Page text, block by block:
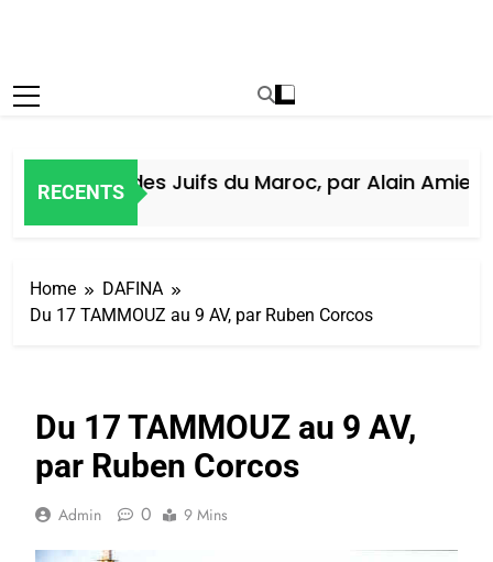
RECENTS
Histoire des Juifs du Maroc, par Alain Amiel
Home
DAFINA
Du 17 TAMMOUZ au 9 AV, par Ruben Corcos
Du 17 TAMMOUZ au 9 AV,
par Ruben Corcos
Admin 0 9 Mins